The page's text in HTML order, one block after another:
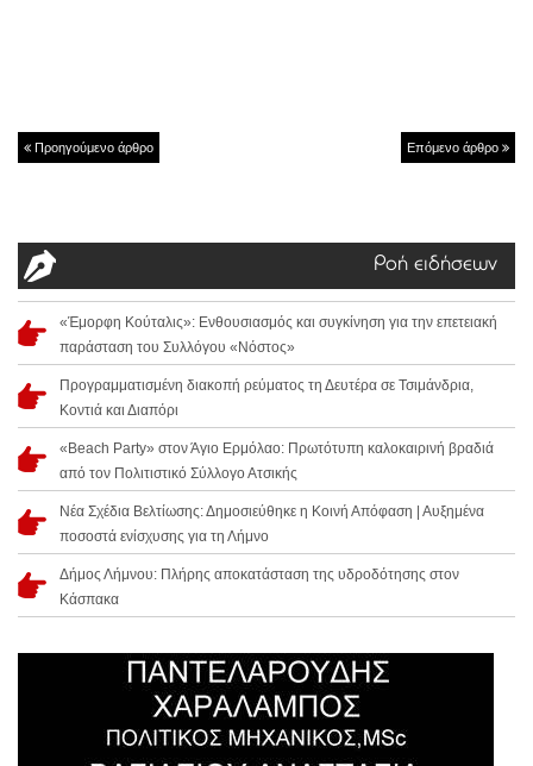
Προηγούμενο άρθρο Επόμενο άρθρο
Ροή ειδήσεων
«Έμορφη Κούταλις»: Ενθουσιασμός και συγκίνηση για την επετειακή
παράσταση του Συλλόγου «Νόστος»
Προγραμματισμένη διακοπή ρεύματος τη Δευτέρα σε Τσιμάνδρια,
Κοντιά και Διαπόρι
«Beach Party» στον Άγιο Ερμόλαο: Πρωτότυπη καλοκαιρινή βραδιά
από τον Πολιτιστικό Σύλλογο Ατσικής
Νέα Σχέδια Βελτίωσης: Δημοσιεύθηκε η Κοινή Απόφαση | Αυξημένα
ποσοστά ενίσχυσης για τη Λήμνο
Δήμος Λήμνου: Πλήρης αποκατάσταση της υδροδότησης στον
Κάσπακα